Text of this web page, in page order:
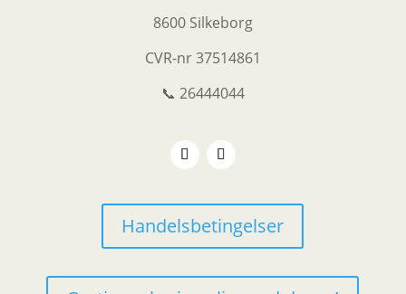
8600 Silkeborg
CVR-nr37514861
📞 26444044
Handelsbetingelser